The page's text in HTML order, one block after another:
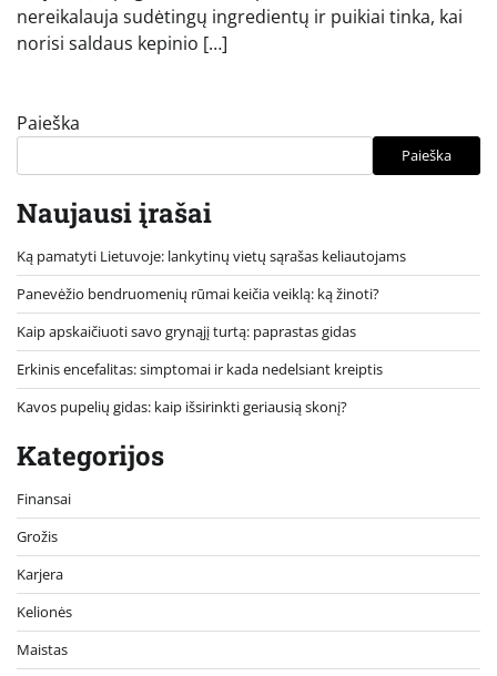
nereikalauja sudėtingų ingredientų ir puikiai tinka, kai
norisi saldaus kepinio […]
Paieška
Paieška
Naujausi įrašai
Ką pamatyti Lietuvoje: lankytinų vietų sąrašas keliautojams
Panevėžio bendruomenių rūmai keičia veiklą: ką žinoti?
Kaip apskaičiuoti savo grynąjį turtą: paprastas gidas
Erkinis encefalitas: simptomai ir kada nedelsiant kreiptis
Kavos pupelių gidas: kaip išsirinkti geriausią skonį?
Kategorijos
Finansai
Grožis
Karjera
Kelionės
Maistas